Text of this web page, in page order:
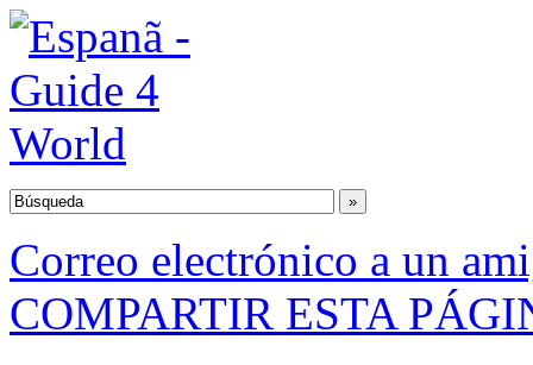
Correo electrónico a un
COMPARTIR ESTA